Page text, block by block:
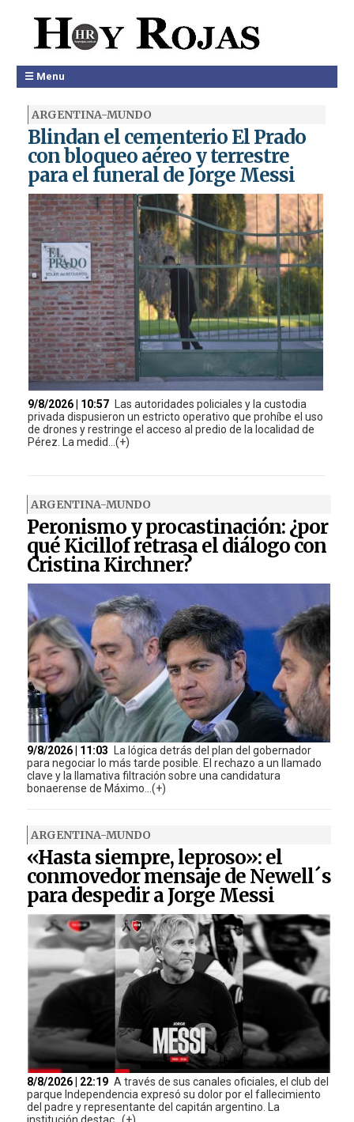
☰ Menu
ARGENTINA-MUNDO
Blindan el cementerio El Prado
con bloqueo aéreo y terrestre
para el funeral de Jorge Messi
9/8/2026 | 10:57
Las autoridades policiales y la custodia
privada dispusieron un estricto operativo que prohíbe el uso
de drones y restringe el acceso al predio de la localidad de
Pérez. La medid...(+)
ARGENTINA-MUNDO
Peronismo y procastinación: ¿por
qué Kicillof retrasa el diálogo con
Cristina Kirchner?
9/8/2026 | 11:03
La lógica detrás del plan del gobernador
para negociar lo más tarde posible. El rechazo a un llamado
clave y la llamativa filtración sobre una candidatura
bonaerense de Máximo...(+)
ARGENTINA-MUNDO
«Hasta siempre, leproso»: el
conmovedor mensaje de Newell´s
para despedir a Jorge Messi
8/8/2026 | 22:19 A través de sus canales oficiales, el club del
parque Independencia expresó su dolor por el fallecimiento
del padre y representante del capitán argentino. La
institución destac...(+)